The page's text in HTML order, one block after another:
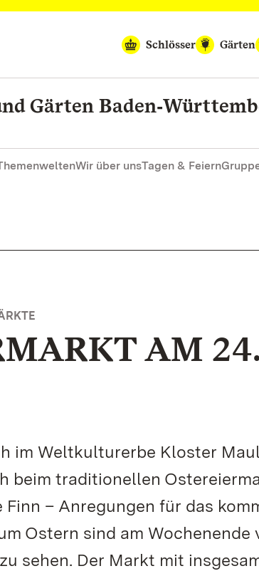
Schlösser
Gärten
Gärten
Wir über unsTagen & Feiern
AM
im Weltkulturerbe Kloster
beim traditionellen
– Anregungen für das
Ostern sind am Wochenende
sehen. Der Markt mit